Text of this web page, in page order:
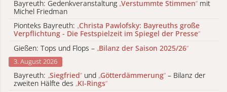
Bayreuth: Gedenkveranstaltung „Verstummte Stimmen“ mit
Michel Friedman
Pionteks Bayreuth: „Christa Pawlofsky: Bayreuths große
Verpflichtung - Die Festspielzeit im Spiegel der Presse“
Gießen: Tops und Flops – „Bilanz der Saison 2025/26“
3. August 2026
Bayreuth: „Siegfried“ und „Götterdämmerung“ – Bilanz der
zweiten Hälfte des „KI-Rings“